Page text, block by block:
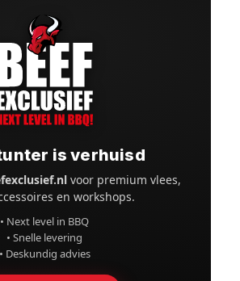
is verhuisd
voor premium vlees,
en workshops.
• Next level in BBQ
• Snelle levering
• Deskundig advies